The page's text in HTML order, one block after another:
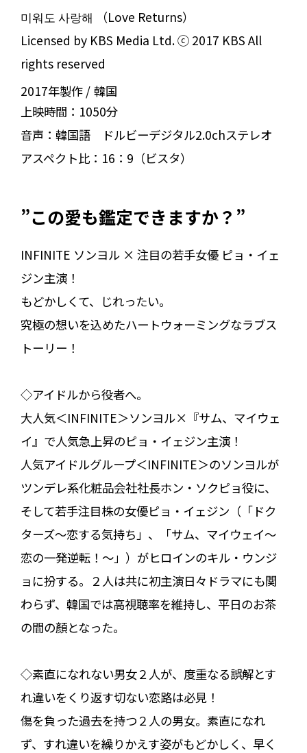
미워도 사랑해 （Love Returns）
Licensed by KBS Media Ltd. ⓒ 2017 KBS All
rights reserved
2017年製作
韓国
上映時間： 1050分
音声： 韓国語 ドルビーデジタル2.0chステレオ
アスペクト比： 16：9（ビスタ）
”この愛も鑑定できますか？”
INFINITE ソンヨル × 注目の若手女優 ピョ・イェ
ジン主演！
もどかしくて、じれったい。
究極の想いを込めたハートウォーミングなラブス
トーリー！
◇アイドルから役者へ――。
大人気＜INFINITE＞ソンヨル×『サム、マイウェ
イ』で人気急上昇のピョ・イェジン主演！
人気アイドルグループ＜INFINITE＞のソンヨルが
ツンデレ系化粧品会社社長ホン・ソクピョ役に、
そして若手注目株の女優ピョ・イェジン（「ドク
ターズ～恋する気持ち」、「サム、マイウェイ～
恋の一発逆転！～」）がヒロインのキル・ウンジ
ョに扮する。２人は共に初主演日々ドラマにも関
わらず、韓国では高視聴率を維持し、平日のお茶
の間の顏となった。
◇素直になれない男女２人が、度重なる誤解とす
れ違いをくり返す切ない恋路は必見！
傷を負った過去を持つ２人の男女。素直になれ
ず、すれ違いを繰りかえす姿がもどかしく、早く